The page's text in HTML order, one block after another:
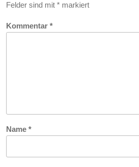
Felder sind mit * markiert
Kommentar *
Name *